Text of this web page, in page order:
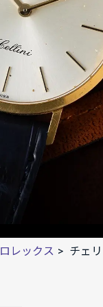
ロレックス チェ